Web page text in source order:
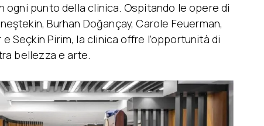
ogni punto della clinica. Ospitando le opere di
Burhan Doğançay, Carole Feuerman,
Seçkin Pirim, la clinica offre l’opportunità di
bellezza e arte.